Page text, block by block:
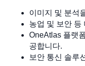
이미지 및 분석
농업 및 보안 등
OneAtlas 플랫
공합니다.
보안 통신 솔루